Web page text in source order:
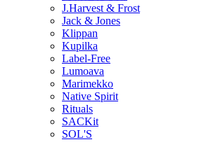
J.Harvest & Frost
Jack & Jones
Klippan
Kupilka
Label-Free
Lumoava
Marimekko
Native Spirit
Rituals
SACKit
SOL'S